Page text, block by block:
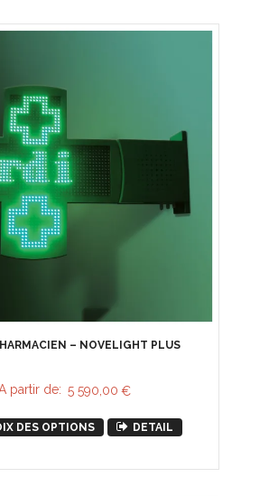
– NOVELIGHT PLUS
partir de: 5 590,00 €
DES OPTIONS DETAIL